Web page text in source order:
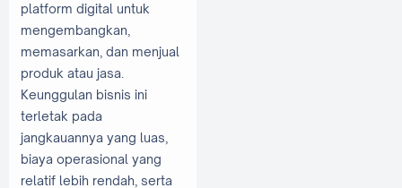
platform digital untuk
mengembangkan,
memasarkan, dan menjual
produk atau jasa.
Keunggulan bisnis ini
terletak pada
jangkauannya yang luas,
biaya operasional yang
relatif lebih rendah, serta